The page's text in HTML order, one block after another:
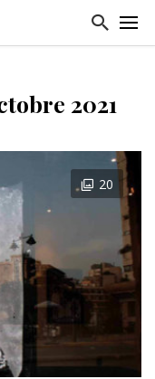
2021
20